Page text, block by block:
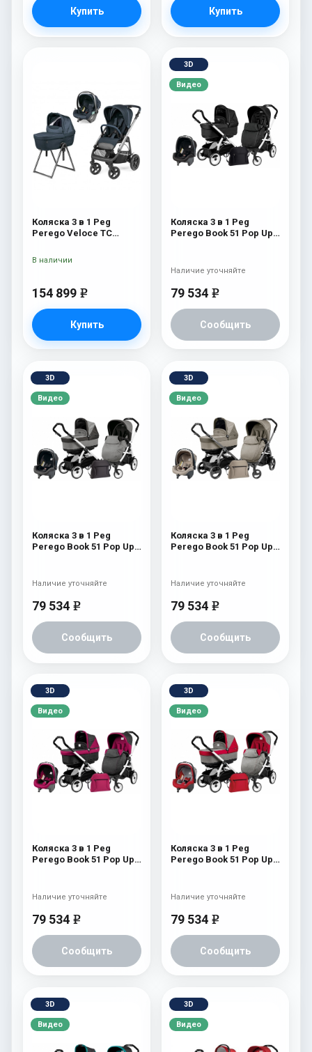
Купить Купить
Коляска 3 в 1 Peg
Perego Veloce TC
New
154 899 e
Купить
В наличии
3D
Видео
Коляска 3 в 1 Peg
Perego Book 51 Pop Up
79 534 e
Сообщить
Наличие уточняйте
3D
Видео
Коляска 3 в 1 Peg
Perego Book 51 Pop Up
Atmosphere
79 534 e
Сообщить
Наличие уточняйте
3D
Видео
Коляска 3 в 1 Peg
Perego Book 51 Pop Up
79 534 e
Сообщить
Наличие уточняйте
3D
Видео
Коляска 3 в 1 Peg
Perego Book 51 Pop Up
79 534 e
Сообщить
Наличие уточняйте
3D
Видео
Коляска 3 в 1 Peg
Perego Book 51 Pop Up
79 534 e
Сообщить
Наличие уточняйте
3D
Видео
3D
Видео